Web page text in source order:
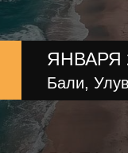
ЯНВАРЯ
Бали,